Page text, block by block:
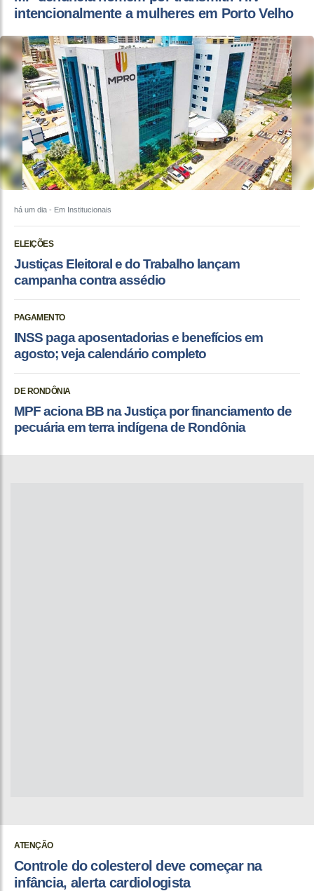
intencionalmente a mulheres em Porto Velho
há um dia - Em Institucionais
ELEIÇÕES
Justiças Eleitoral e do Trabalho lançam
campanha contra assédio
PAGAMENTO
INSS paga aposentadorias e benefícios em
agosto; veja calendário completo
DE RONDÔNIA
MPF aciona BB na Justiça por financiamento de
pecuária em terra indígena de Rondônia
ATENÇÃO
Controle do colesterol deve começar na
infância, alerta cardiologista